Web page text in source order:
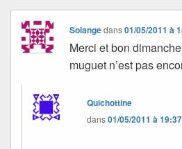
Solangedans01/05/2011 à
Merci et bon
muguet n’est pas
Quichottine
dans01/05/2011 à 19:37